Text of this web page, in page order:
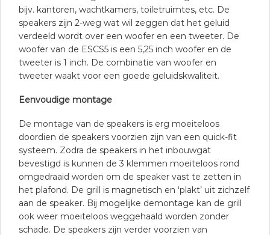
bijv. kantoren, wachtkamers, toiletruimtes, etc. De
speakers zijn 2-weg wat wil zeggen dat het geluid
verdeeld wordt over een woofer en een tweeter. De
woofer van de ESCS5 is een 5,25 inch woofer en de
tweeter is 1 inch. De combinatie van woofer en
tweeter waakt voor een goede geluidskwaliteit.
Eenvoudige montage
De montage van de speakers is erg moeiteloos
doordien de speakers voorzien zijn van een quick-fit
systeem. Zodra de speakers in het inbouwgat
bevestigd is kunnen de 3 klemmen moeiteloos rond
omgedraaid worden om de speaker vast te zetten in
het plafond. De grill is magnetisch en ‘plakt’ uit zichzelf
aan de speaker. Bij mogelijke demontage kan de grill
ook weer moeiteloos weggehaald worden zonder
schade. De speakers zijn verder voorzien van